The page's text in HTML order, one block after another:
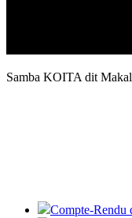
Samba KOITA dit
Compte-Rendu